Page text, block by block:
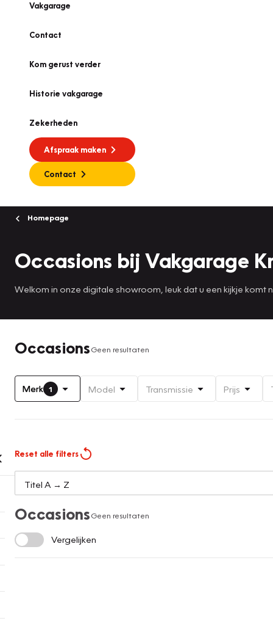
Vakgarage
Contact
Kom gerust verder
Historie vakgarage
Zekerheden
Afspraak maken
Contact
Homepage
Occasions bij Vakgarage
Welkom in onze digitale showroom, leuk dat u een kijkje komt
OccasionsGeen resultaten
Merk 1 Model Transmissie Prijs
Reset alle filters
OccasionsGeen resultaten
Vergelijken